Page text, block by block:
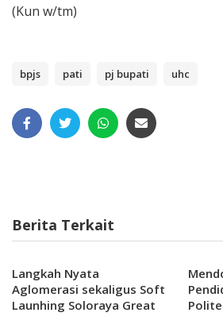
(Kun w/tm)
bpjs pati pj bupati uhc
Berita Terkait
Langkah Nyata
Aglomerasi sekaligus Soft
Launhing Soloraya Great